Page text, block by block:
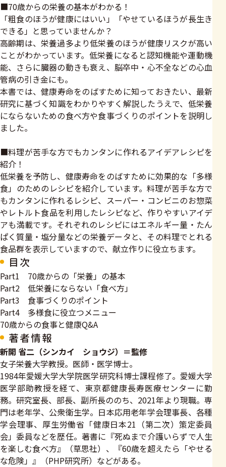
■70歳からの栄養の基本がわかる！
「粗食のほうが健康にはいい」「やせているほうが長生き
できる」と思っていませんか？
高齢期は、栄養過多より低栄養のほうが健康リスクが高い
ことがわかっています。低栄養になると認知機能や運動機
能、さらに臓器の動きも衰え、脳卒中・心不全などの心血
管病の引き金にも。
本書では、健康寿命をのばすために知っておきたい、最新
研究に基づく知識をわかりやすく解説したうえで、低栄養
にならないための食べ方や食事づくりのポイントを説明し
ました。
■料理が苦手な方でもカンタンに作れるアイデアレシピを
紹介！
低栄養を予防し、健康寿命をのばすために効果的な「多様
食」のためのレシピを紹介しています。料理が苦手な方で
もカンタンに作れるレシピ、スーパー・コンビニのお惣菜
やレトルト食品を利用したレシピなど、作りやすいアイデ
アも満載です。それぞれのレシピにはエネルギー量・たん
ぱく質量・塩分量などの栄養データと、その料理でとれる
食品群を表示していますので、献立作りに役立ちます。
目次
Part1 70歳からの「栄養」の基本
Part2 低栄養にならない「食べ方」
Part3 食事づくりのポイント
Part4 多様食に役立つメニュー
70歳からの食事と健康Q&A
著者情報
新開 省二（シンカイ ショウジ）＝監修
女子栄養大学教授。医師・医学博士。
1984年愛媛大学大学院医学研究科博士課程修了。愛媛大学
医学部助教授を経て、東京都健康長寿医療センターに勤
務。研究室長、部長、副所長ののち、2021年より現職。専
門は老年学、公衆衛生学。日本応用老年学会理事長、各種
学会理事、厚生労働省「健康日本21（第二次）策定委員
会」委員などを歴任。著書に『死ぬまで介護いらずで人生
を楽しむ食べ方』（草思社）、『60歳を超えたら「やせる
な危険」』（PHP研究所）などがある。